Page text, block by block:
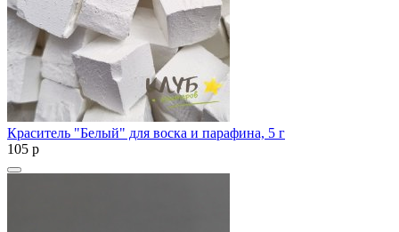
Краситель "Белый" для воска и парафина, 5 г
105 p